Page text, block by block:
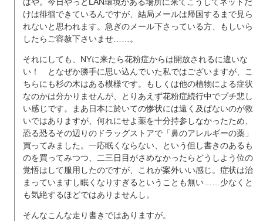
はや。今日やっとLAN環境がある場所に来てこうしてネットだ
けは徘徊できているんですが、結局メールは帰国するまで見ら
れないと思われます。急ぎのメール下さっている方、もしいら
したらご容赦下さいませ……。
それにしても、NYに来たら花粉症からは開放されるに違いな
い！ となぜか勝手に思い込んでいた私ではございますが、こ
ちらにも杉の木はある模様です。もしくは他の植物による症状
なのかは分かりませんが、とりあえず花粉症続行中でプチ悲し
い感じです。まあ日本に於いての惨状には遠く及ばないのが救
いではありますが、何れにせよ薬を十分持参しなかったため、
恐る恐るその辺りのドラッグストアで「鼻のアレルギーの薬」
買ってみました。一応眠くならない、という但し書きのあるも
のを買ってみつつ、二三日目がさめなかったらどうしよう位の
覚悟はして服用したのですが、これが案外いい感じ。症状は治
まっていますし眠くなりすぎるということも無い……少なくと
も気絶するほどではありませんし。
そんなこんな走り書きではありますが。